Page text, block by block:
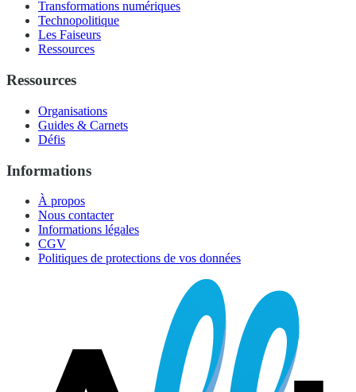
Transformations numériques
Technopolitique
Les Faiseurs
Ressources
Ressources
Organisations
Guides & Carnets
Défis
Informations
À propos
Nous contacter
Informations légales
CGV
Politiques de protections de vos données